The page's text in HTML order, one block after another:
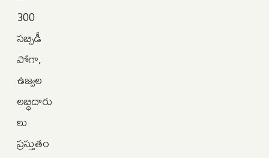
300
సబ్సిడీ
పోగా,
ఉజ్వల
లబ్ధిదారు
లు
ప్రస్తుతం